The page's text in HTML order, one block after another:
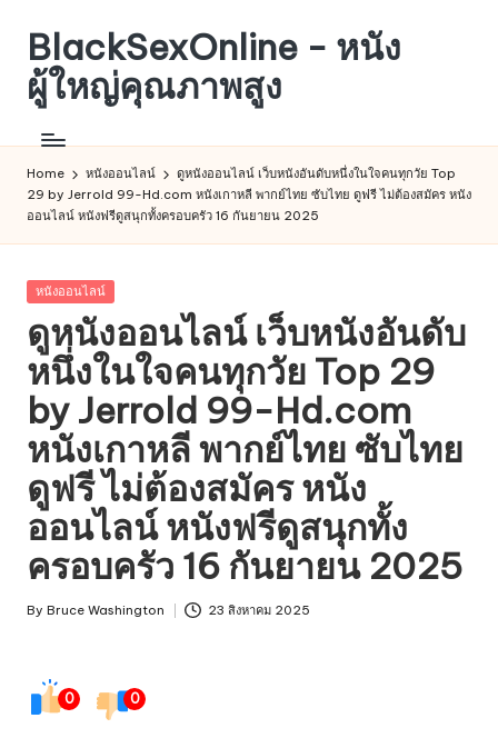
content
BlackSexOnline - หนัง
ผู้ใหญ่คุณภาพสูง
Home หนังออนไลน์
ดูหนังออนไลน์ เว็บหนังอันดับหนึ่งในใจคนทุกวัย Top
29 by Jerrold 99-Hd.com หนังเกาหลี พากย์ไทย ซับไทย ดูฟรี ไม่ต้องสมัคร หนัง
ออนไลน์ หนังฟรีดูสนุกทั้งครอบครัว 16 กันยายน 2025
Posted
หนังออนไลน์
ดูหนังออนไลน์ เว็บหนังอันดับ
หนึ่งในใจคนทุกวัย Top 29
by Jerrold 99-Hd.com
หนังเกาหลี พากย์ไทย ซับไทย
ดูฟรี ไม่ต้องสมัคร หนัง
ออนไลน์ หนังฟรีดูสนุกทั้ง
ครอบครัว 16 กันยายน 2025
Posted
By Bruce Washington 23 สิงหาคม 2025
0 0